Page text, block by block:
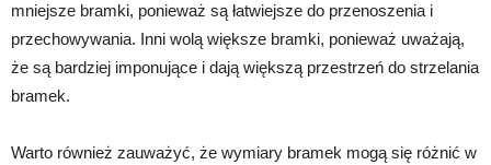
mniejsze bramki, ponieważ są łatwiejsze do przenoszenia i
przechowywania. Inni wolą większe bramki, ponieważ uważają,
że są bardziej imponujące i dają większą przestrzeń do strzelania
bramek.
Warto również zauważyć, że wymiary bramek mogą się różnić w